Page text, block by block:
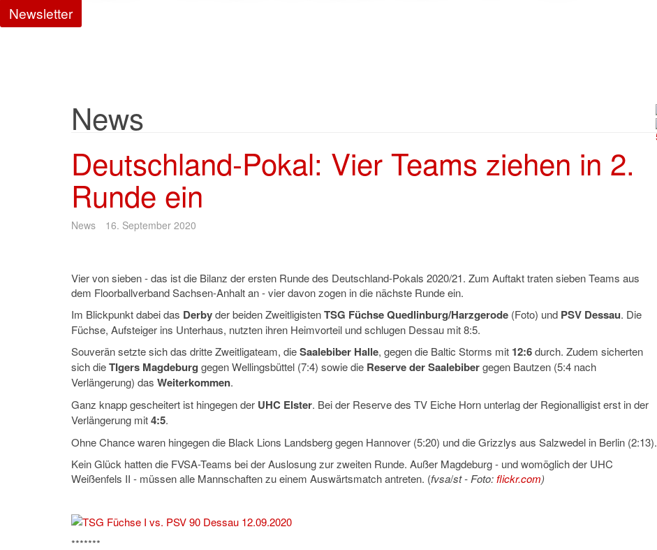
Newsletter
News
Deutschland-Pokal: Vier Teams ziehen in 2.
Runde ein
News 16. September 2020
Vier von sieben - das ist die Bilanz der ersten Runde des Deutschland-Pokals 2020/21. Zum Auftakt traten sieben Teams aus
dem Floorballverband Sachsen-Anhalt an - vier davon zogen in die nächste Runde ein.
Im Blickpunkt dabei das Derbyder beiden ZweitligistenTSG Füchse Quedlinburg/Harzgerode (Foto) und PSV Dessau. Die
Füchse, Aufsteiger ins Unterhaus, nutzten ihren Heimvorteil und schlugen Dessau mit 8:5.
Souverän setzte sich das dritte Zweitligateam, dieSaalebiber Halle, gegen die Baltic Storms mit 12:6durch. Zudem sicherten
sich dieTIgers Magdeburg gegen Wellingsbüttel (7:4) sowie die Reserve der Saalebibergegen Bautzen (5:4 nach
Verlängerung) das Weiterkommen.
Ganz knapp gescheitert ist hingegen der UHC Elster. Bei der Reserve des TV Eiche Horn unterlag der Regionalligist erst in der
Verlängerung mit4:5.
Ohne Chance waren hingegen die Black Lions Landsberg gegen Hannover (5:20) und die Grizzlys aus Salzwedel in Berlin (2:13).
Kein Glück hatten die FVSA-Teams bei der Auslosung zur zweiten Runde. Außer Magdeburg - und womöglich der UHC
Weißenfels II - müssen alle Mannschaften zu einem Auswärtsmatch antreten. (fvsa/st - Foto:flickr.com)
*******